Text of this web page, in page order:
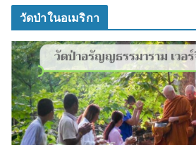
วัดป่าในอเมริกา